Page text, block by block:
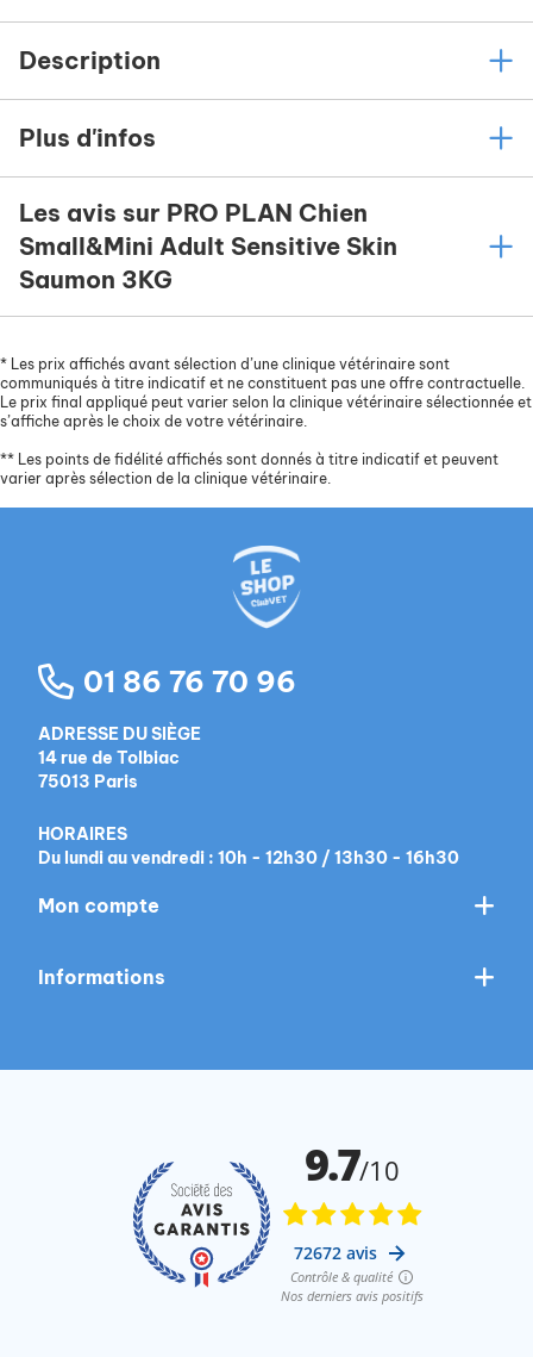
Description
Plus d'infos
Les avis sur PRO PLAN Chien
Small&Mini Adult Sensitive Skin
Saumon 3KG
* Les prix affichés avant sélection d’une clinique vétérinaire sont
communiqués à titre indicatif et ne constituent pas une offre contractuelle.
Le prix final appliqué peut varier selon la clinique vétérinaire sélectionnée et
s’affiche après le choix de votre vétérinaire.
** Les points de fidélité affichés sont donnés à titre indicatif et peuvent
varier après sélection de la clinique vétérinaire.
01 86 76 70 96
ADRESSE DU SIÈGE
14 rue de Tolbiac
75013 Paris
HORAIRES
Du lundi au vendredi : 10h - 12h30 / 13h30 - 16h30
Mon compte
Informations